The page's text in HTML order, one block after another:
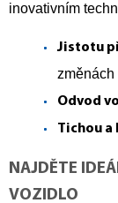
inovativním
Jistotu
změnách
Odvod
Tichou
NAJDĚTE
VOZIDLO